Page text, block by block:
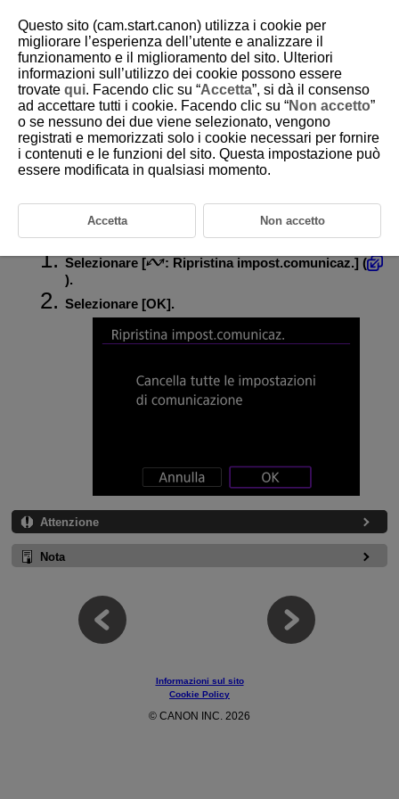
D292-157
Ripristino delle impostazioni di
comunicazione
È possibile eliminare tutte le impostazioni della comunicazione wireless.
che le relative informazioni possano essere viste se la videocamera
viene prestata o trasferita ad altri.
Selezionare [ : Ripristina impost.comunicaz.] (
).
Selezionare [OK].
Attenzione
Nota
Informazioni sul sito
Cookie Policy
© CANON INC. 2026
Questo sito (cam.start.canon) utilizza i cookie per
migliorare l’esperienza dell’utente e analizzare il
funzionamento e il miglioramento del sito. Ulteriori
informazioni sull’utilizzo dei cookie possono essere
trovate qui. Facendo clic su “Accetta”, si dà il consenso
ad accettare tutti i cookie. Facendo clic su “Non accetto”
o se nessuno dei due viene selezionato, vengono
registrati e memorizzati solo i cookie necessari per fornire
i contenuti e le funzioni del sito. Questa impostazione può
essere modificata in qualsiasi momento.
Accetta Non accetto